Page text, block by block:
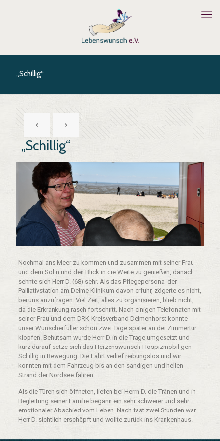
„Schillig“
„Schillig“
Nochmal ans Meer zu kommen und zusammen mit seiner Frau
und dem Sohn und den Blick in die Weite zu genießen, danach
sehnte sich Herr D. (68) sehr. Als das Pflegepersonal der
Palliativstation am Delme Klinikum davon erfuhr, zögerte es nicht,
bei uns anzufragen. Viel Zeit, alles zu organisieren, blieb nicht,
da die Erkrankung rasch fortschritt. Nach einigen Telefonaten mit
seiner Frau und dem DRK-Kreisverband Delmenhorst konnte
unser Wunscherfüller schon zwei Tage später an der Zimmertür
klopfen. Behutsam wurde Herr D. in die Trage umgesetzt und
kurz darauf setze sich das Herzenswunsch-Hospizmobil gen
Schillig in Bewegung. Die Fahrt verlief reibungslos und wir
konnten mit dem Fahrzeug bis an den sandigen und hellen
Strand der Nordsee fahren.
Als die Türen sich öffneten, liefen bei Herrn D. die Tränen und in
Begleitung seiner Familie begann ein sehr schwerer und sehr
emotionaler Abschied vom Leben. Nach fast zwei Stunden war
Herr D. sichtlich erschöpft und wollte zurück ins Krankenhaus.